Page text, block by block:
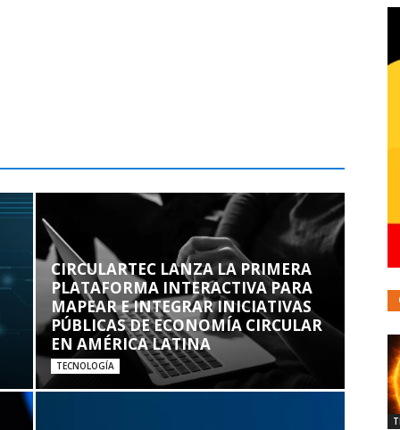
CIRCULARTEC LANZA LA PRIMERA
PLATAFORMA INTERACTIVA PARA
MAPEAR E INTEGRAR INICIATIVAS
PÚBLICAS DE ECONOMÍA CIRCULAR
EN AMÉRICA LATINA
TECNOLOGÍA